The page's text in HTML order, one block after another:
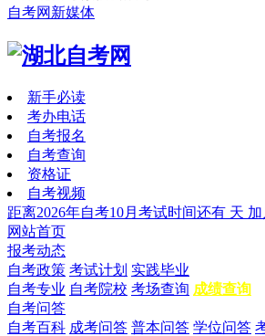
自考网新媒体
新手必读
考办电话
自考报名
自考查询
资格证
自考视频
距离2026年自考10月考试时间还有 天
网站首页
报考动态
自考政策 考试计划 实践毕业
自考专业 自考院校 考场查询 成绩查询
自考问答
自考百科 成考问答 普本问答 学位问答